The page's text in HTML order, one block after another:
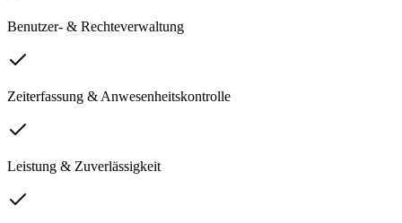
Benutzer- & Rechteverwaltung
Zeiterfassung & Anwesenheitskontrolle
Leistung & Zuverlässigkeit